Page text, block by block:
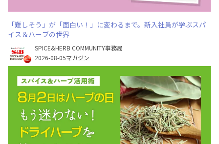
「難しそう」が「面白い！」に変わるまで。新入社員が学ぶスパ
イス＆ハーブの世界
SPICE&HERB COMMUNITY事務局
2026-08-05マガジン